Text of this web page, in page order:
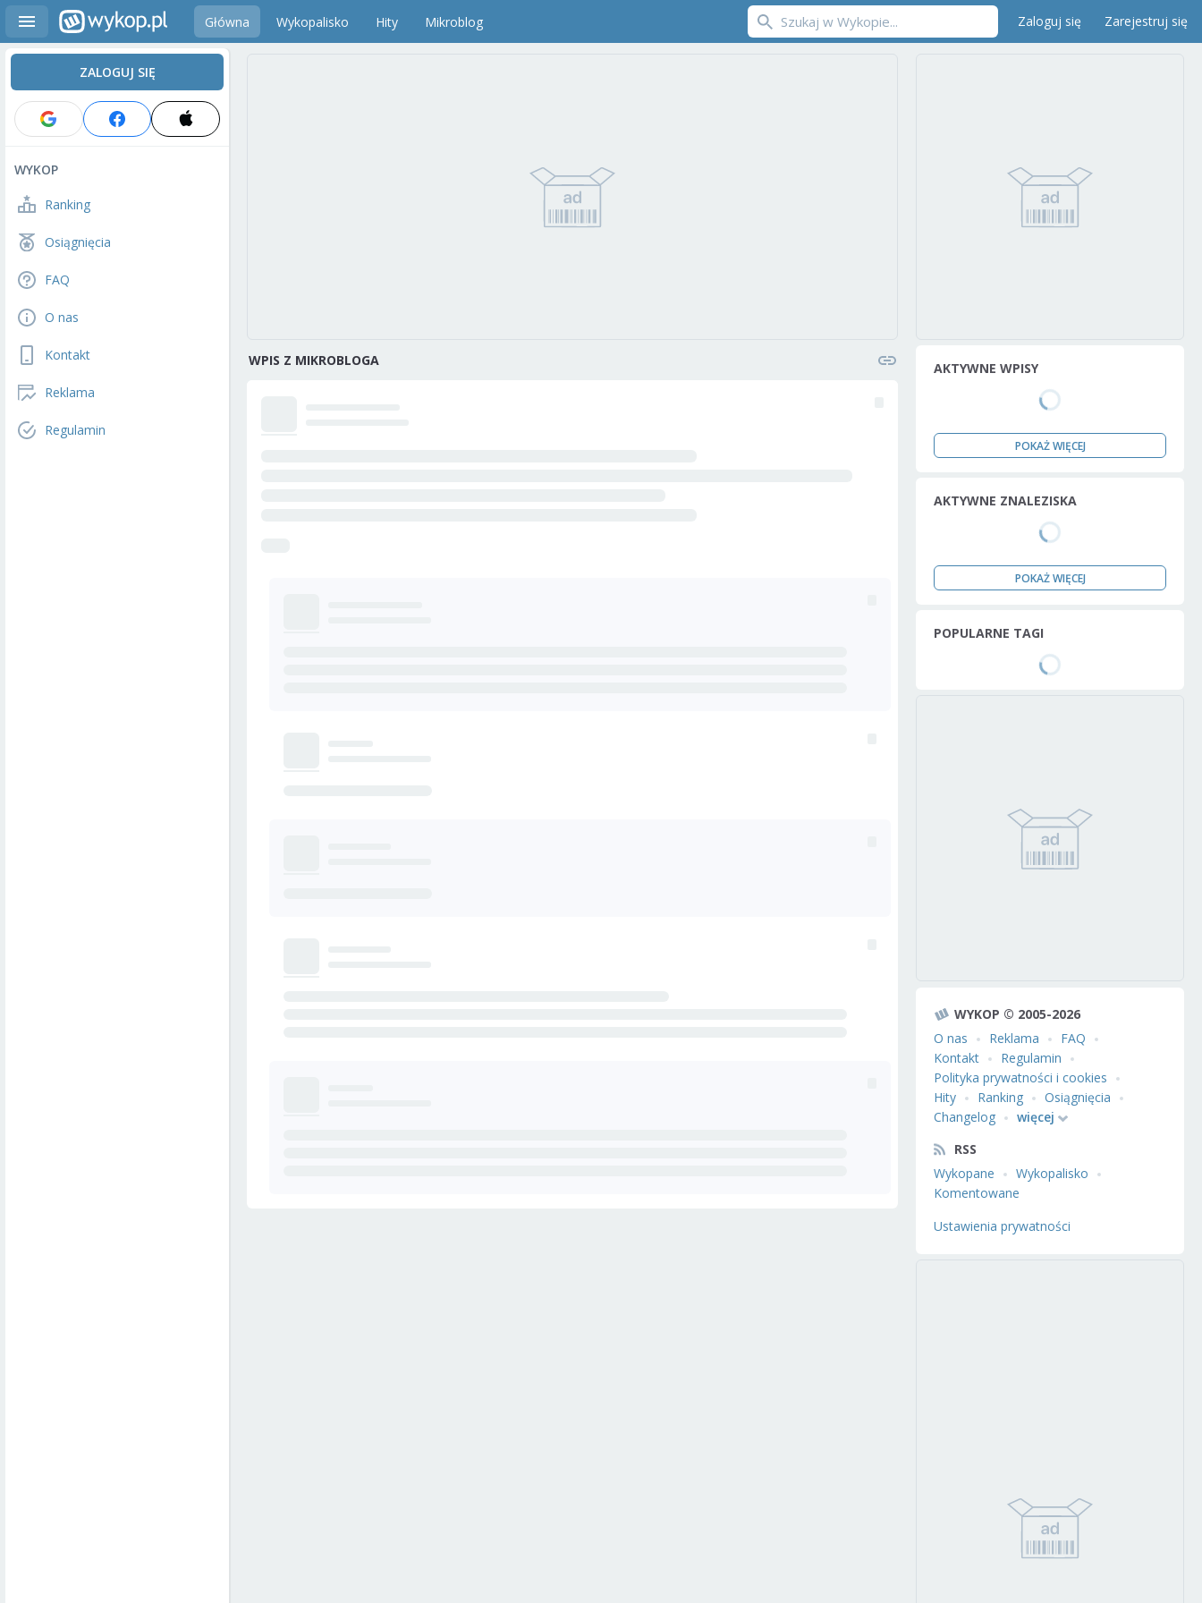
Główna Wykopalisko Hity Mikroblog Zaloguj się Zarejestruj się
ZALOGUJ SIĘ
WYKOP
Ranking
Osiągnięcia
FAQ
O nas
Kontakt
Reklama
Regulamin
WPIS Z MIKROBLOGA AKTYWNE WPISY
POKAŻ WIĘCEJ
AKTYWNE ZNALEZISKA
POKAŻ WIĘCEJ
POPULARNE TAGI
WYKOP © 2005-2026
O nas
Reklama
FAQ
Kontakt
Regulamin
Polityka prywatności i cookies
Hity
Ranking
Osiągnięcia
Changelog
więcej
RSS
Wykopane
Wykopalisko
Komentowane
Ustawienia prywatności